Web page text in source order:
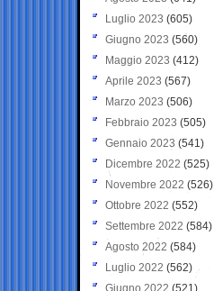
Luglio 2023 (605)
Giugno 2023 (560)
Maggio 2023 (412)
Aprile 2023 (567)
Marzo 2023 (506)
Febbraio 2023 (505)
Gennaio 2023 (541)
Dicembre 2022 (525)
Novembre 2022 (526)
Ottobre 2022 (552)
Settembre 2022 (584)
Agosto 2022 (584)
Luglio 2022 (562)
Giugno 2022 (521)